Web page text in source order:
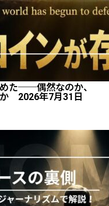
た──偶然なのか、
2026年7月31日